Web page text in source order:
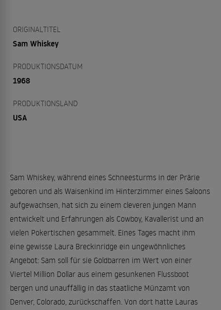
ORIGINALTITEL
Sam Whiskey
PRODUKTIONSDATUM
1968
PRODUKTIONSLAND
USA
Sam Whiskey, während eines Schneesturms in der Prärie
geboren und als Waisenkind im Hinterzimmer eines Saloons
aufgewachsen, hat sich zu einem cleveren jungen Mann
entwickelt und Erfahrungen als Cowboy, Kavallerist und an
vielen Pokertischen gesammelt. Eines Tages macht ihm
eine gewisse Laura Breckinridge ein ungewöhnliches
Angebot: Sam soll für sie Goldbarren im Wert von einer
Viertel Million Dollar aus einem gesunkenen Flussboot
bergen und unauffällig in das staatliche Münzamt von
Denver, Colorado, zurückschaffen. Von dort hatte Lauras